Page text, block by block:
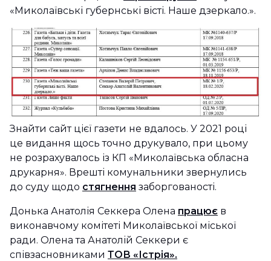
«Миколаївські губернські вісті. Наше дзеркало.».
Знайти сайт цієї газети не вдалось. У 2021 році
це видання щось точно друкувало, при цьому
не розрахувалось із КП «Миколаївська обласна
друкарня». Врешті комунальники звернулись
до суду щодо стягнення заборгованості.
Донька Анатолія Секкера Олена працює в
виконавчому комітеті Миколаївської міської
ради. Олена та Анатолій Секкери є
співзасновниками ТОВ «Істрія».